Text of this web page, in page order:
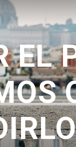
EL